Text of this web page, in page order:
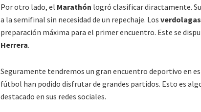
Por otro lado, el Marathón logró clasificar diractamente.
a la semifinal sin necesidad de un repechaje. Los verdolagas
preparación máxima para el primer encuentro. Este se
Herrera.
Seguramente tendremos un gran encuentro deportivo en
fútbol han podido disfrutar de grandes partidos. Esto es
destacado en sus redes sociales.